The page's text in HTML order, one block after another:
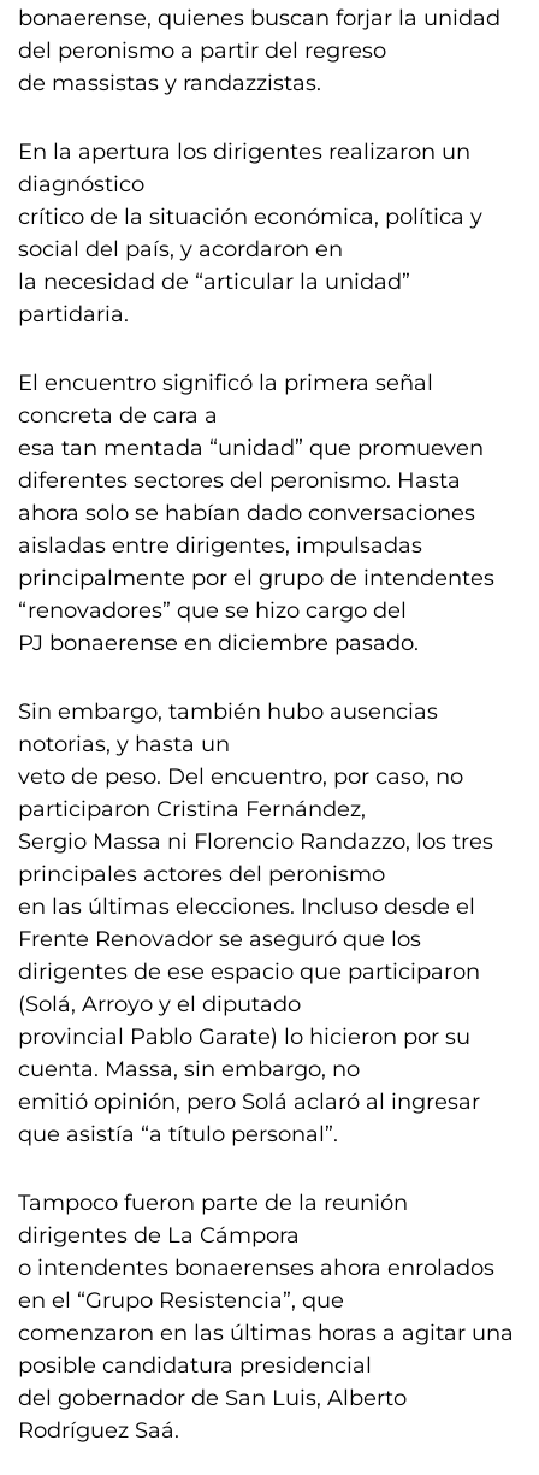
bonaerense, quienes buscan forjar la unidad
del peronismo a partir del regreso
de massistas y randazzistas.
En la apertura los dirigentes realizaron un
diagnóstico
crítico de la situación económica, política y
social del país, y acordaron en
la necesidad de “articular la unidad”
partidaria.
El encuentro significó la primera señal
concreta de cara a
esa tan mentada “unidad” que promueven
diferentes sectores del peronismo. Hasta
ahora solo se habían dado conversaciones
aisladas entre dirigentes, impulsadas
principalmente por el grupo de intendentes
“renovadores” que se hizo cargo del
PJ bonaerense en diciembre pasado.
Sin embargo, también hubo ausencias
notorias, y hasta un
veto de peso. Del encuentro, por caso, no
participaron Cristina Fernández,
Sergio Massa ni Florencio Randazzo, los tres
principales actores del peronismo
en las últimas elecciones. Incluso desde el
Frente Renovador se aseguró que los
dirigentes de ese espacio que participaron
(Solá, Arroyo y el diputado
provincial Pablo Garate) lo hicieron por su
cuenta. Massa, sin embargo, no
emitió opinión, pero Solá aclaró al ingresar
que asistía “a título personal”.
Tampoco fueron parte de la reunión
dirigentes de La Cámpora
o intendentes bonaerenses ahora enrolados
en el “Grupo Resistencia”, que
comenzaron en las últimas horas a agitar una
posible candidatura presidencial
del gobernador de San Luis, Alberto
Rodríguez Saá.